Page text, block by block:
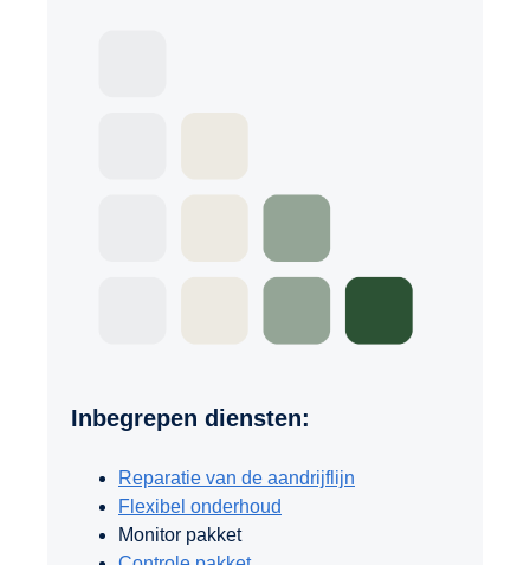
Inbegrepen diensten:
Reparatie van de aandrijflijn
Flexibel onderhoud
Monitor pakket